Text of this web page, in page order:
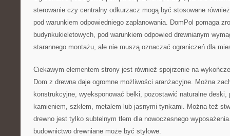
sterowanie czy centralny odkurzacz mogą być stosowane
pod warunkiem odpowiedniego zaplanowania. DomPol pomaga
budynkukieletowych, pod warunkiem odpowied drewnianym
starannego montażu, ale nie muszą oznaczać ograniczeń dla
Ciekawym elementem strony jest również spojrzenie na
Dom z drewna daje ogromne możliwości aranżacyjne. Można
konstrukcyjne, wyeksponować belki, pozostawić naturalne deski,
kamieniem, szkłem, metalem lub jasnymi tynkami. Można też
drewno jest tylko subtelnym tłem dla nowoczesnego
budownictwo drewniane może być stylowe.